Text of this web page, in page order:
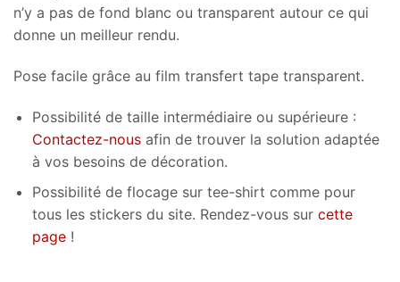
n’y a pas de fond blanc ou transparent autour ce qui
donne un meilleur rendu.
Pose facile grâce au film transfert tape transparent.
Possibilité de taille intermédiaire ou supérieure :
Contactez-nousafin de trouver la solution adaptée
à vos besoins de décoration.
Possibilité de flocage sur tee-shirt comme pour
tous les stickers du site. Rendez-vous sur cette
page!